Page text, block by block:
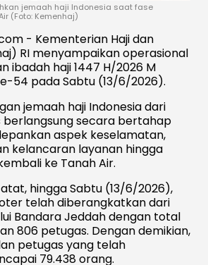
jemaah haji Indonesia saat fase
(Foto: Kemenhaj)
- Kementerian Haji dan
RI menyampaikan operasional
ibadah haji 1447 H/2026 M
54 pada Sabtu (13/6/2026).
jemaah haji Indonesia dari
berlangsung secara bertahap
aspek keselamatan,
kelancaran layanan hingga
ke Tanah Air.
hingga Sabtu (13/6/2026),
telah diberangkatkan dari
Bandara Jeddah dengan total
806 petugas. Dengan demikian,
petugas yang telah
79.438 orang.